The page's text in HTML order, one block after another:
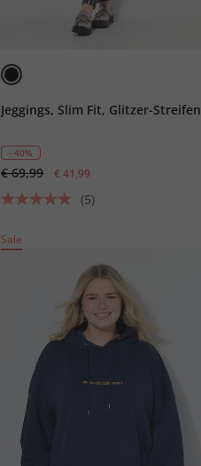
Jeggings, Slim Fit, Glitzer-Streifen
- 40%
€ 69,99 € 41,99
(5)
Sale